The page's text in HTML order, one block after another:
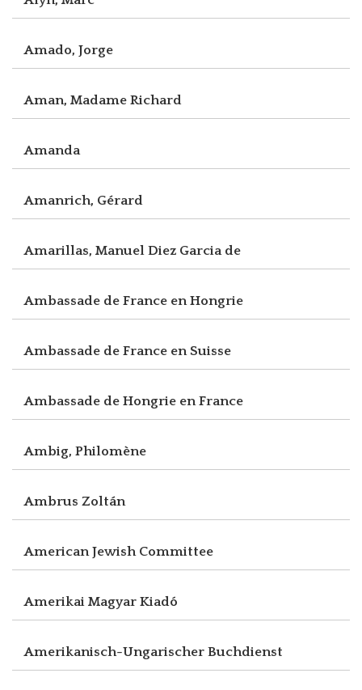
Amado, Jorge
Aman, Madame Richard
Amanda
Amanrich, Gérard
Amarillas, Manuel Diez Garcia de
Ambassade de France en Hongrie
Ambassade de France en Suisse
Ambassade de Hongrie en France
Ambig, Philomène
Ambrus Zoltán
American Jewish Committee
Amerikai Magyar Kiadó
Amerikanisch-Ungarischer Buchdienst